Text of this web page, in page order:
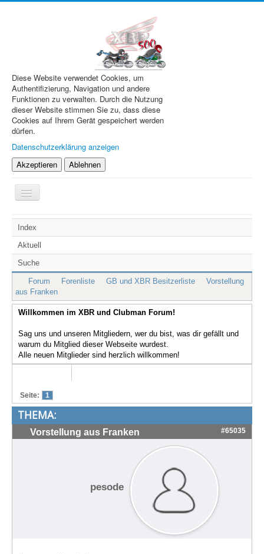
Diese Website verwendet Cookies, um
Authentifizierung, Navigation und andere
Funktionen zu verwalten. Durch die Nutzung
dieser Website stimmen Sie zu, dass diese
Cookies auf Ihrem Gerät gespeichert werden
dürfen.
Datenschutzerklärung anzeigen
Akzeptieren
Ablehnen
Navigation
an/aus
XBR.de
Technik
Forum
Treffen & Touren
Cafe-Ecke
Index
Aktuell
Suche
Forum Forenliste GB und XBR Besitzerliste
Vorstellung
aus Franken
Willkommen im XBR und Clubman Forum!
Sag uns und unseren Mitgliedern, wer du bist, was dir gefällt und
warum du Mitglied dieser Webseite wurdest.
Alle neuen Mitglieder sind herzlich willkommen!
Seite: 1
THEMA:
Vorstellung aus Franken #65035
pesode